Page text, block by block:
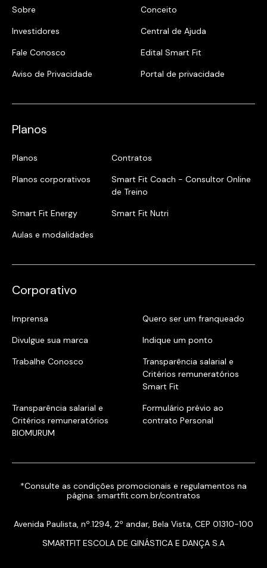
Sobre
Conceito
Investidores
Central de Ajuda
Fale Conosco
Edital Smart Fit
Aviso de Privacidade
Portal de privacidade
Planos
Planos
Contratos
Planos corporativos
Smart Fit Coach - Consultor Online
de Treino
Smart Fit Energy
Smart Fit Nutri
Aulas e modalidades
Corporativo
Imprensa
Quero ser um franqueado
Divulgue sua marca
Indique um ponto
Trabalhe Conosco
Transparência salarial e
Critérios remuneratórios
Smart Fit
Transparência salarial e
Critérios remuneratórios
BIOMURUM
Formulário prévio ao
contrato Personal
*Consulte as condições promocionais e regulamentos na
página: smartfit.com.br/contratos
Avenida Paulista, nº.1294, 2º andar, Bela Vista, CEP 01310-100
SMARTFIT ESCOLA DE GINÁSTICA E DANÇA S.A